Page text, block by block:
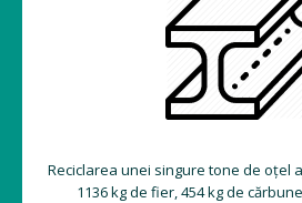
Reciclarea unei singure tone de oțel
1136 kg de fier, 454 kg de